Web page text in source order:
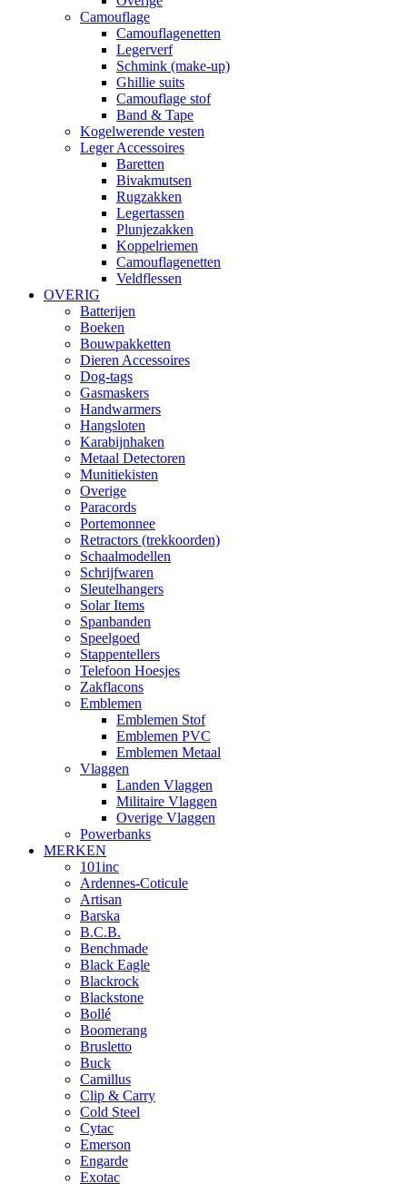
Camouflage
Camouflagenetten
Legerverf
Schmink (make-up)
Ghillie suits
Camouflage stof
Band & Tape
Kogelwerende vesten
Leger Accessoires
Baretten
Bivakmutsen
Rugzakken
Legertassen
Plunjezakken
Koppelriemen
Camouflagenetten
Veldflessen
OVERIG
Batterijen
Boeken
Bouwpakketten
Dieren Accessoires
Dog-tags
Gasmaskers
Handwarmers
Hangsloten
Karabijnhaken
Metaal Detectoren
Munitiekisten
Overige
Paracords
Portemonnee
Retractors (trekkoorden)
Schaalmodellen
Schrijfwaren
Sleutelhangers
Solar Items
Spanbanden
Speelgoed
Stappentellers
Telefoon Hoesjes
Zakflacons
Emblemen
Emblemen Stof
Emblemen PVC
Emblemen Metaal
Vlaggen
Landen Vlaggen
Militaire Vlaggen
Overige Vlaggen
Powerbanks
MERKEN
101inc
Ardennes-Coticule
Artisan
Barska
B.C.B.
Benchmade
Black Eagle
Blackrock
Blackstone
Bollé
Boomerang
Brusletto
Buck
Camillus
Clip & Carry
Cold Steel
Cytac
Emerson
Engarde
Exotac